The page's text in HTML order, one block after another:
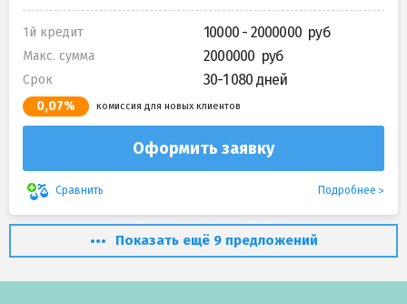
1й кредит 10000 - 2000000
Макс. сумма 2000000
Срок 30-1 080 дней
0,07% комиссия для новых клиентов
Оформить заявку
Сравнить Подробнее
Показать ещё 9 предложений